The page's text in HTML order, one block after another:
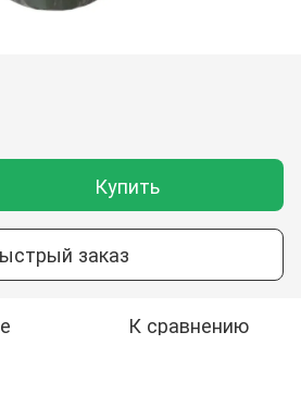
Купить
заказ
К сравнению